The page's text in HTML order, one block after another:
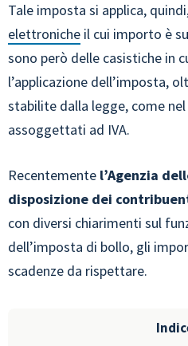
Tale imposta si applica,
elettroniche il cui importo è
sono però delle casistiche in
l’applicazione dell’imposta,
stabilite dalla legge, come
assoggettati ad IVA.
Recentemente l’Agenzia
disposizione dei
con diversi chiarimenti sul
dell’imposta di bollo, gli
scadenze da rispettare.